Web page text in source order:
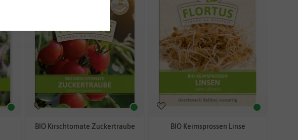
BIO Kirschtomate Zuckertraube BIO Keimsprossen Linse